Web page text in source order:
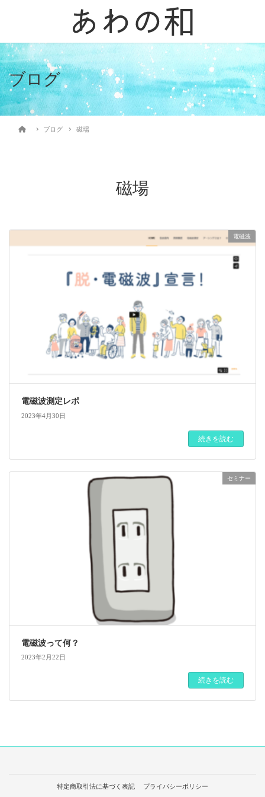
ブログ
ブログ 磁場
磁場
電磁波
電磁波測定レポ
2023年4月30日
続きを読む
セミナー
電磁波って何？
2023年2月22日
続きを読む
特定商取引法に基づく表記 プライバシーポリシー